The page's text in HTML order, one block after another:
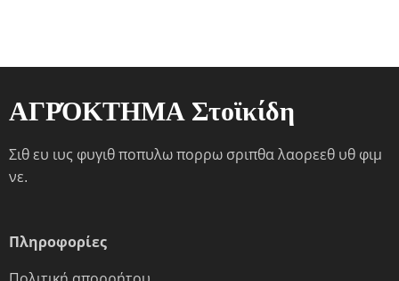
ΑΓΡΌΚΤΗΜΑ Στοϊκίδη
Σιθ ευ ιυς φυγιθ ποπυλω πορρω σριπθα λαορεεθ υθ φιμ
νε.
Πληροφορίες